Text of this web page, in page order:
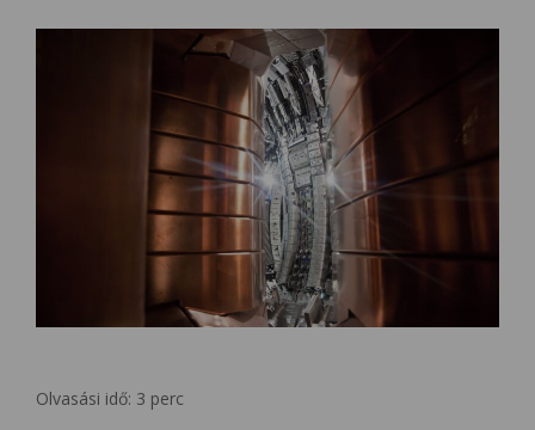
Olvasási idő: 3 perc